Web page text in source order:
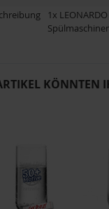
1x
KÖNNTEN